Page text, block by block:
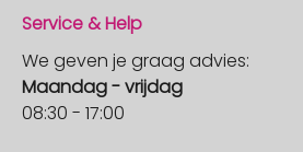
Service & Help
We geven je graag advies:
Maandag - vrijdag
08:30 - 17:00